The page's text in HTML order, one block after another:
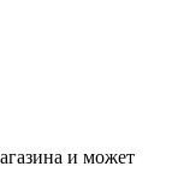
и может